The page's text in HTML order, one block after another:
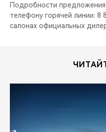
Подробности предложения
телефону горячей линии: 8
салонах официальных